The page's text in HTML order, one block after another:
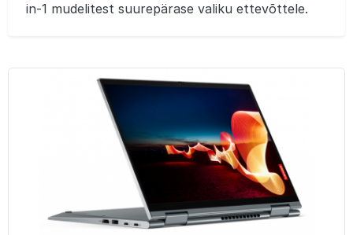
in-1 mudelitest suurepärase valiku ettevõttele.